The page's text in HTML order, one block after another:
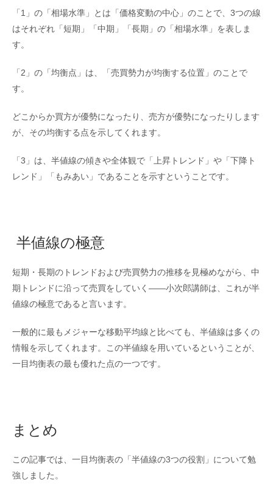
「1」の「相場水準」とは「価格変動の中心」のことで、3つの線
はそれぞれ「短期」「中期」「長期」の「相場水準」を表しま
す。
「2」の「均衡点」は、「売買勢力が均衡する位置」のことで
す。
どこからか買方が優勢になったり、売方が優勢になったりします
が、その均衡する点を示してくれます。
「3」は、半値線の傾きや全体観で「上昇トレンド」や「下降ト
レンド」「もみあい」であることを示すということです。
半値線の極意
短期・長期のトレンドおよび売買勢力の推移を見極めながら、中
期トレンドに沿って売買をしていく――小次郎講師は、これが半
値線の極意であると言います。
一般的に最もメジャーな移動平均線と比べても、半値線は多くの
情報を示してくれます。この半値線を用いているということが、
一目均衡表の最も優れた点の一つです。
まとめ
この記事では、一目均衡表の「半値線の3つの役割」について勉
強しました。